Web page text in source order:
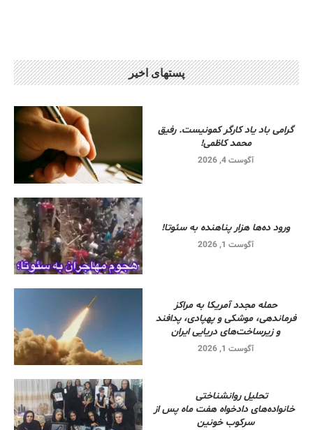
پستهای اخیر
گرامی باد یاد کارگر کمونیست. رفیق
محمد کاظمی!
آگوست 4, 2026
ورود ده‌ها هزار پناهنده به سئوتا!
آگوست 1, 2026
حمله مجدد آمریکا به مراکز
فرماندهی، موشکی و پهپادی، پدافند
و زیرساخت‌های دریایی ایران
آگوست 1, 2026
تحلیل روانشناختی
خانواده‌های دادخواه هفت ماه پس از
سرکوب خونین